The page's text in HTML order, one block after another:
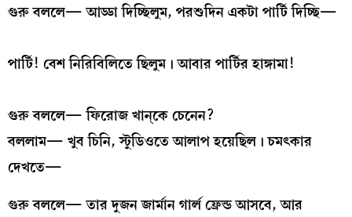
গুরু বললে— আড্ডা দিচ্ছিলুম, পরশুদিন একটা পার্টি দিচ্ছি—
পার্টি! বেশ নিরিবিলিতে ছিলুম। আবার পার্টির হাঙ্গামা!
গুরু বললে— ফিরোজ খান্কে চেনেন?
বললাম— খুব চিনি, স্টুডিওতে আলাপ হয়েছিল। চমৎকার
দেখতে—
গুরু বললে— তার দুজন জার্মান গার্ল ফ্রেন্ড আসবে, আর